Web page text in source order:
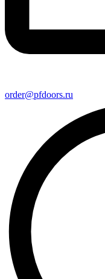
order@pfdoors.ru